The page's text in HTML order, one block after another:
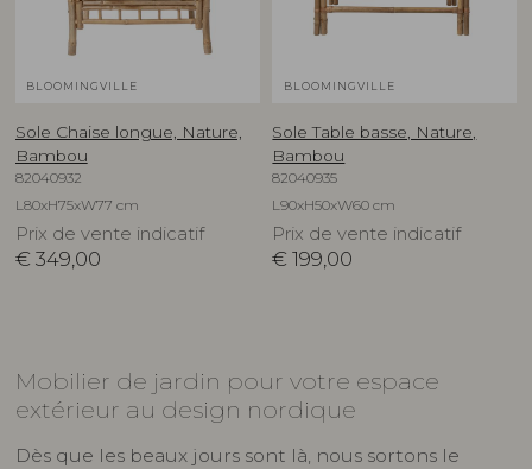
BLOOMINGVILLE
Sole Chaise longue, Nature,
Bambou
82040932
L80xH75xW77 cm
Prix de vente indicatif
€ 349,00
BLOOMINGVILLE
Sole Table basse, Nature,
Bambou
82040935
L90xH50xW60 cm
Prix de vente indicatif
€ 199,00
Mobilier de jardin pour votre espace
extérieur au design nordique
Dès que les beaux jours sont là, nous sortons le